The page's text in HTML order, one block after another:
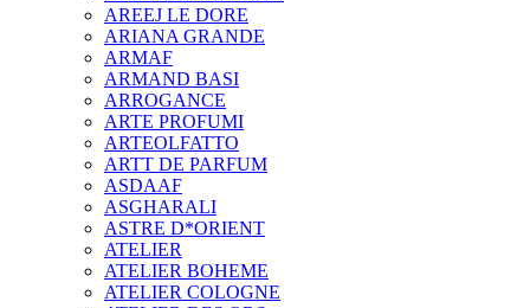
AREEJ LE DORE
ARIANA GRANDE
ARMAF
ARMAND BASI
ARROGANCE
ARTE PROFUMI
ARTEOLFATTO
ARTT DE PARFUM
ASDAAF
ASGHARALI
ASTRE D*ORIENT
ATELIER
ATELIER BOHEME
ATELIER COLOGNE